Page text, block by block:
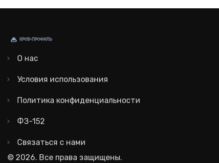
О нас
Условия использования
Политика конфиденциальности
ФЗ-152
Связаться с нами
© 2026. Все права защищены.